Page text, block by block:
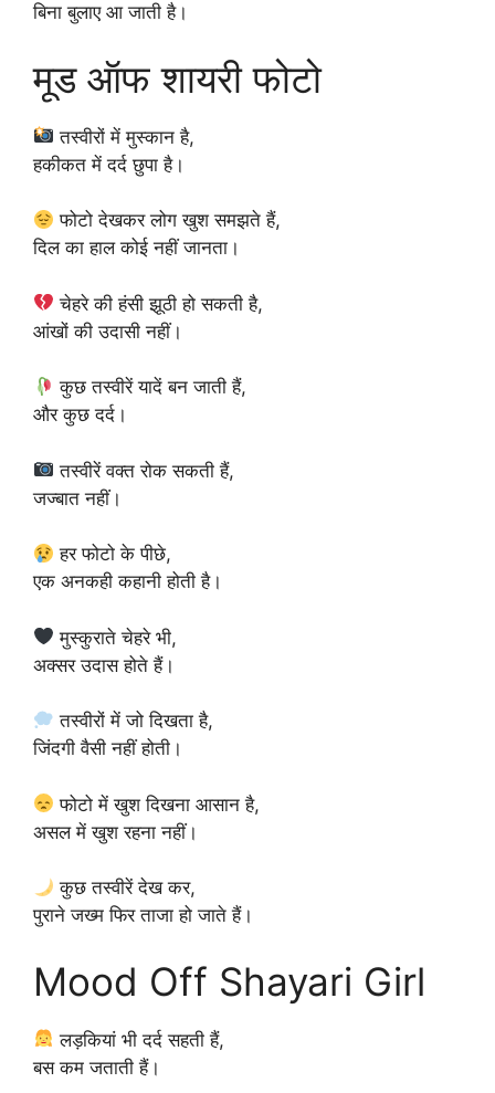
बिना बुलाए आ जाती है।
मूड ऑफ शायरी फोटो
तस्वीरों में मुस्कान है,
हकीकत में दर्द छुपा है।
फोटो देखकर लोग खुश समझते हैं,
दिल का हाल कोई नहीं जानता।
चेहरे की हंसी झूठी हो सकती है,
आंखों की उदासी नहीं।
कुछ तस्वीरें यादें बन जाती हैं,
और कुछ दर्द।
तस्वीरें वक्त रोक सकती हैं,
जज्बात नहीं।
हर फोटो के पीछे,
एक अनकही कहानी होती है।
मुस्कुराते चेहरे भी,
अक्सर उदास होते हैं।
तस्वीरों में जो दिखता है,
जिंदगी वैसी नहीं होती।
फोटो में खुश दिखना आसान है,
असल में खुश रहना नहीं।
कुछ तस्वीरें देख कर,
पुराने जख्म फिर ताजा हो जाते हैं।
Mood Off Shayari Girl
लड़कियां भी दर्द सहती हैं,
बस कम जताती हैं।